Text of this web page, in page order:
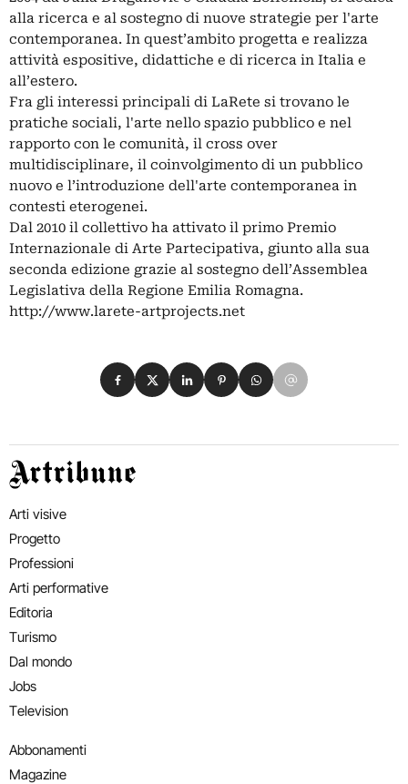
alla ricerca e al sostegno di nuove strategie per l'arte
contemporanea. In quest’ambito progetta e realizza
attività espositive, didattiche e di ricerca in Italia e
all’estero.
Fra gli interessi principali di LaRete si trovano le
pratiche sociali, l'arte nello spazio pubblico e nel
rapporto con le comunità, il cross over
multidisciplinare, il coinvolgimento di un pubblico
nuovo e l’introduzione dell'arte contemporanea in
contesti eterogenei.
Dal 2010 il collettivo ha attivato il primo Premio
Internazionale di Arte Partecipativa, giunto alla sua
seconda edizione grazie al sostegno dell’Assemblea
Legislativa della Regione Emilia Romagna.
http://www.larete-artprojects.net
Condividi su Facebook
Condividi su X
Condividi su LinkedIn
Condividi su Pinterest
Condividi su WhatsApp
Condividi su Email
Artribune
Arti visive
Progetto
Professioni
Arti performative
Editoria
Turismo
Dal mondo
Jobs
Television
Abbonamenti
Magazine